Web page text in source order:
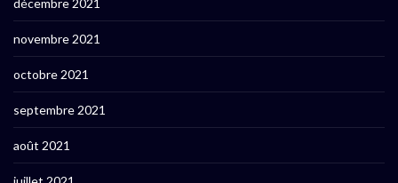
décembre 2021
novembre 2021
octobre 2021
septembre 2021
août 2021